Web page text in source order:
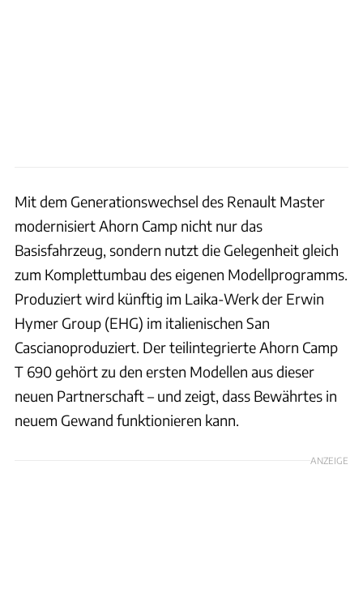
Mit dem Generationswechsel des Renault Master
modernisiert Ahorn Camp nicht nur das
Basisfahrzeug, sondern nutzt die Gelegenheit gleich
zum Komplettumbau des eigenen Modellprogramms.
Produziert wird künftig im Laika-Werk der Erwin
Hymer Group (EHG) im italienischen San
Cascianoproduziert. Der teilintegrierte Ahorn Camp
T 690 gehört zu den ersten Modellen aus dieser
neuen Partnerschaft – und zeigt, dass Bewährtes in
neuem Gewand funktionieren kann.
ANZEIGE